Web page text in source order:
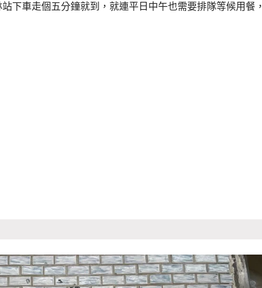
下車走個五分鐘就到，就連平日中午也需要排隊等候用餐，